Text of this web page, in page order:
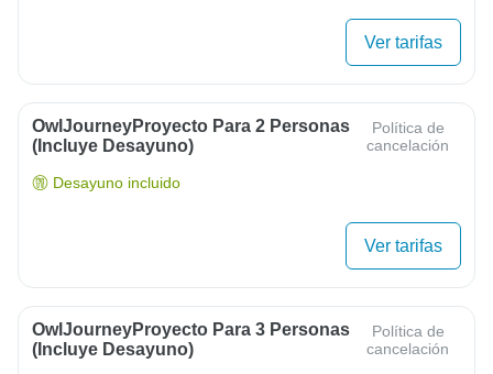
Ver tarifas
OwlJourneyProyecto Para 2 Personas
(Incluye Desayuno)
Política de
cancelación
Desayuno incluido
Ver tarifas
OwlJourneyProyecto Para 3 Personas
(Incluye Desayuno)
Política de
cancelación